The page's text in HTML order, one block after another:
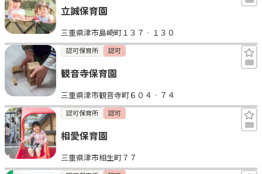
立誠保育園
三重県津市島崎町１３７‐１３０
認可保育所 認可
観音寺保育園
三重県津市観音寺町６０４‐７４
認可保育所 認可
相愛保育園
三重県津市相生町７７